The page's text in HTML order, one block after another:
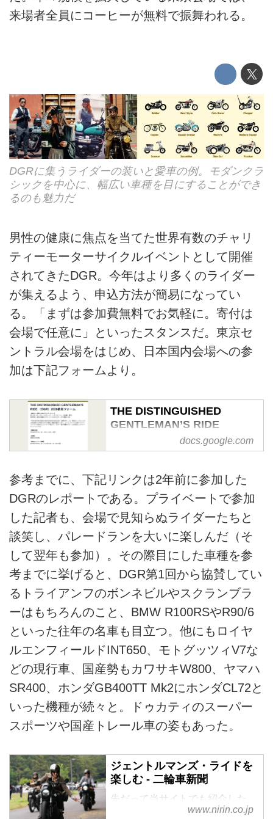
来場者全員にコーヒーが無料で振舞われる。
DGRに集うライダーの装いと愛車の例。モダンクラ
シックを中心に、幅広い車種を目にすることができ
るのも魅力だ
男性の健康に焦点を当てた世界有数のチャリ
ティーモーターサイクルイベントとして開催
されてきたDGR。今年はより多くのライダー
が集えるよう、申込方法が簡易になってい
る。「まずは参加費無料でお気軽に。寄付は
会場で任意に」といったスタンスだ。東京セ
ントラル会場をはじめ、日本国内会場への参
加は下記フォームより。
THE DISTINGUISHED
GENTLEMAN’S RIDE
（DGR）2026参加フォーム
5月17日（日）グローバル チャリ
ティバイクイベント（参加費：無
料）
するためライダーが大集結する日
「THE DISTINGUISHED
GENTLEMAN’S RIDE 2026（通
称DGR）」は、男性のメンタル
ヘルスと前立腺がんの研究に対す
る資金と意識を高めるために、フ
ァッショナブルな装いでクラシッ
クバイクを始めとしたバイクで集
まり、ライダー達が啓蒙を行うこ
とを目的としたチャリティイベン
docs.google.com
参考までに、下記リンクは2年前に参加した
DGRのレポートである。プライベートで参加
した記者も、会場で見知らぬライダーたちと
談笑し、パレードランを大いに楽しんだ（そ
して翌年も参加）。その際目にした車種を参
考までに挙げると、DGR第1回から協賛してい
るトライアンフのボンネビルやスクランブラ
ーはもちろんのこと、BMW R100RSやR90/6
といった往年の名車も目立つ。他にもロイヤ
ルエンフィールドINT650、モトグッツィV7な
どの現行車、国産勢もカワサキW800、ヤマハ
SR400、ホンダGB400TT Mk2にホンダCL72と
いった機種が続々と。ドゥカティのスーパー
スポーツや国産トレール車の姿もあった。
ジェントルマンズ・ライドを
楽しむ - 二輪車新聞
先だって当サイトでも紹介した
Distinguished Gentleman's
www.nirin.co.jp